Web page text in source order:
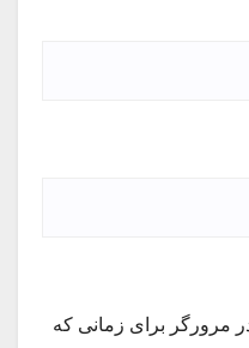
مرورگر برای زمانی که